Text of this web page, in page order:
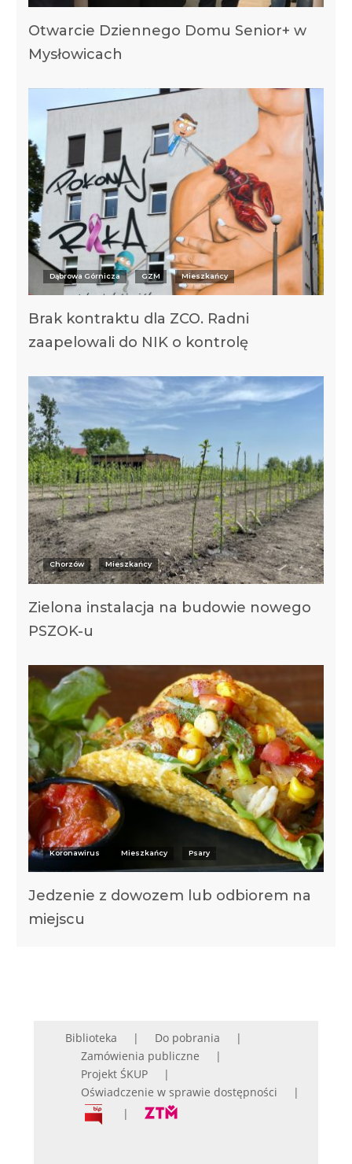
Otwarcie Dziennego Domu Senior+ w
Mysłowicach
Dąbrowa Górnicza GZM Mieszkańcy
Brak kontraktu dla ZCO. Radni
zaapelowali do NIK o kontrolę
Chorzów Mieszkańcy
Zielona instalacja na budowie nowego
PSZOK-u
Koronawirus Mieszkańcy Psary
Jedzenie z dowozem lub odbiorem na
miejscu
Biblioteka
Do pobrania
Zamówienia publiczne
Projekt ŚKUP
Oświadczenie w sprawie dostępności